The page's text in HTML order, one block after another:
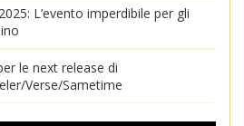
L’evento imperdibile per gli
le next release di
Verse/Sametime